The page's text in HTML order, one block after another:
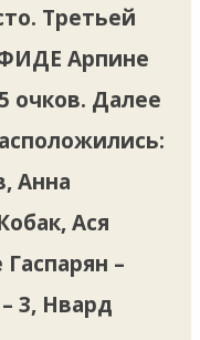
Третьей
Арпине
очков. Далее
Анна
Ася
–
3, Нвард